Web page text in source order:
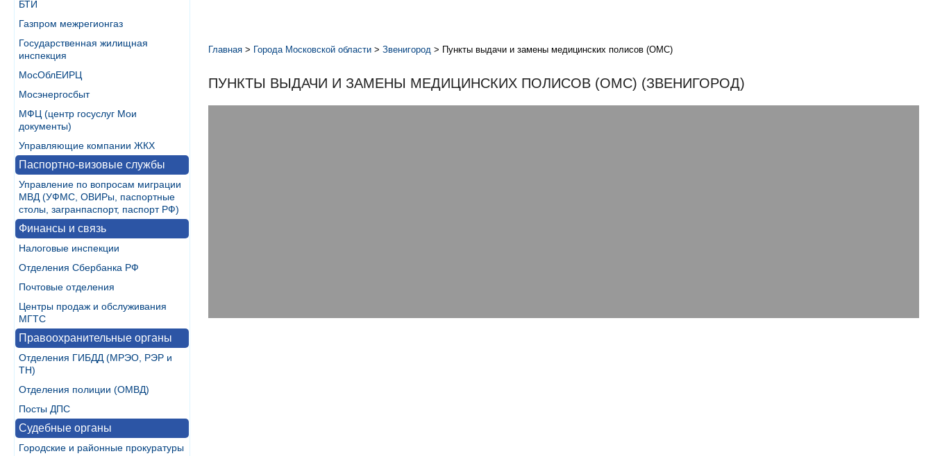
БТИ
Газпром межрегионгаз
Государственная жилищная
инспекция
МосОблЕИРЦ
Мосэнергосбыт
МФЦ (центр госуслуг Мои
документы)
Управляющие компании ЖКХ
Паспортно-визовые службы
Управление по вопросам миграции
МВД (УФМС, ОВИРы, паспортные
столы, загранпаспорт, паспорт РФ)
Финансы и связь
Налоговые инспекции
Отделения Сбербанка РФ
Почтовые отделения
Центры продаж и обслуживания
МГТС
Правоохранительные органы
Отделения ГИБДД (МРЭО, РЭР и
ТН)
Отделения полиции (ОМВД)
Посты ДПС
Судебные органы
Городские и районные прокуратуры
Главная > Города Московской области > Звенигород > Пункты выдачи и замены медицинских полисов (ОМС)
ПУНКТЫ ВЫДАЧИ И ЗАМЕНЫ МЕДИЦИНСКИХ ПОЛИСОВ (ОМС) (ЗВЕНИГОРОД)